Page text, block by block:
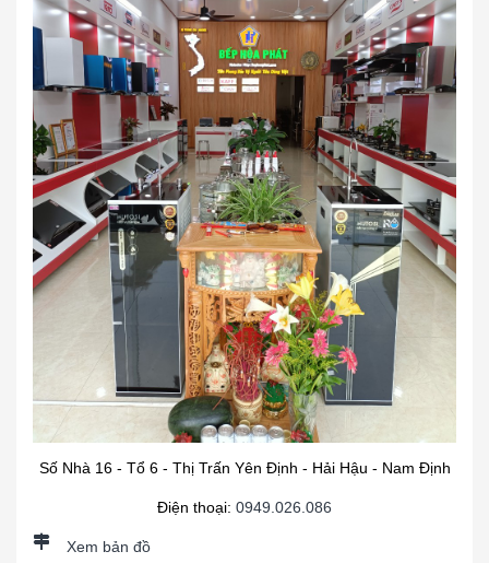
Số Nhà 16 - Tổ 6 - Thị Trấn Yên Định - Hải Hậu - Nam Định
Điện thoại: 0949.026.086
Xem bản đồ